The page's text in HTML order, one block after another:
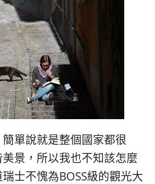
單說就是整個國家都很
景，所以我也不知該怎麼
士不愧為BOSS級的觀光大